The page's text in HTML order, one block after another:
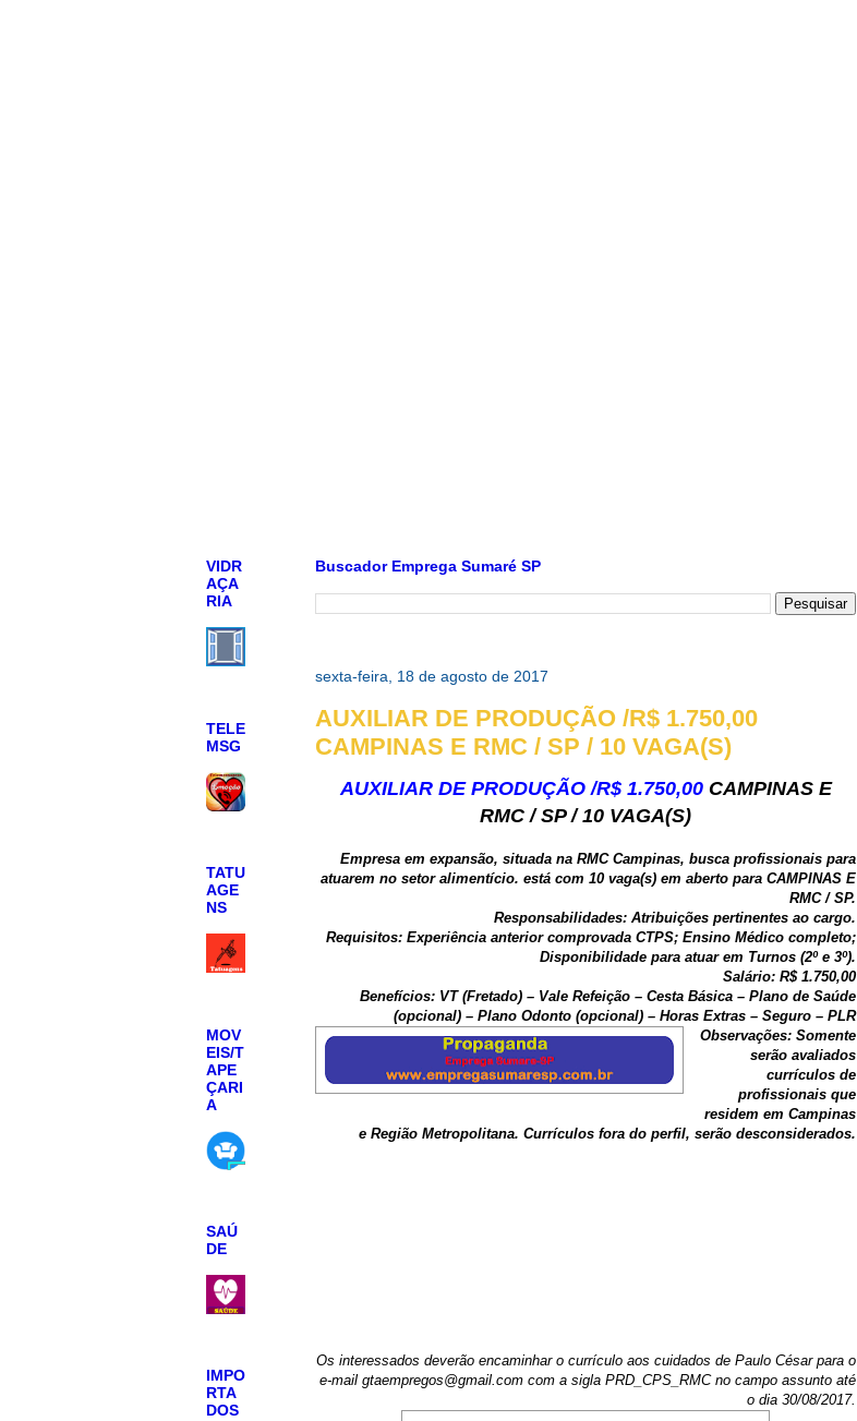
Buscador Emprega Sumaré SP
sexta-feira, 18 de agosto de 2017
AUXILIAR DE PRODUÇÃO /R$ 1.750,00
CAMPINAS E RMC / SP / 10 VAGA(S)
AUXILIAR DE PRODUÇÃO /R$ 1.750,00 CAMPINAS E
RMC / SP / 10 VAGA(S)
Empresa em expansão, situada na RMC Campinas, busca profissionais para
atuarem no setor alimentício. está com 10 vaga(s) em aberto para CAMPINAS E
RMC / SP.
Responsabilidades: Atribuições pertinentes ao cargo.
Requisitos: Experiência anterior comprovada CTPS; Ensino Médico completo;
Disponibilidade para atuar em Turnos (2º e 3º).
Salário: R$ 1.750,00
Benefícios: VT (Fretado) – Vale Refeição – Cesta Básica – Plano de Saúde
(opcional) – Plano Odonto (opcional) – Horas Extras – Seguro – PLR
Observações: Somente
serão avaliados
currículos de
profissionais que
residem em Campinas
e Região Metropolitana. Currículos fora do perfil, serão desconsiderados.
Os interessados deverão encaminhar o currículo aos cuidados de Paulo César para o
e-mail gtaempregos@gmail.com com a sigla PRD_CPS_RMC no campo assunto até
o dia 30/08/2017.
VIDR
AÇA
RIA
TELE
MSG
TATU
AGE
NS
MOV
EIS/T
APE
ÇARI
A
SAÚ
DE
IMPO
RTA
DOS